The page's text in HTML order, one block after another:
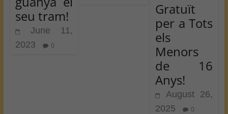
seu tram!
June 11,
2023
0
Gratuït
per a Tots
els
Menors
de 16
Anys!
August 26,
2025
0